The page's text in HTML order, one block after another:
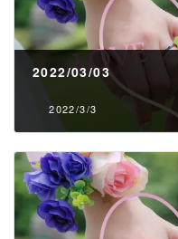
2022/03/03
2022/3/3